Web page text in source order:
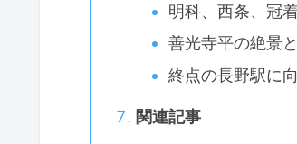
明科、西条、冠
善光寺平の絶景
終点の長野駅に
関連記事